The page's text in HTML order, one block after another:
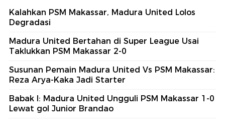
Kalahkan PSM Makassar, Madura United Lolos
Degradasi
Madura United Bertahan di Super League Usai
Taklukkan PSM Makassar 2-0
Susunan Pemain Madura United Vs PSM Makassar:
Reza Arya-Kaka Jadi Starter
Babak I: Madura United Ungguli PSM Makassar 1-0
Lewat gol Junior Brandao